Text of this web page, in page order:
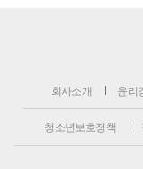
회사소개 윤리
청소년보호정책